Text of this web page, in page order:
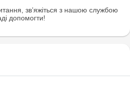
зв’яжіться з нашою службою
допомогти!